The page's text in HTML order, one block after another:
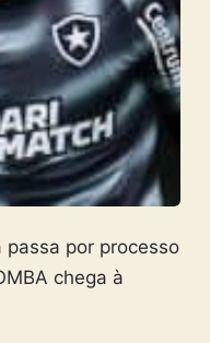
passa por processo
chega à